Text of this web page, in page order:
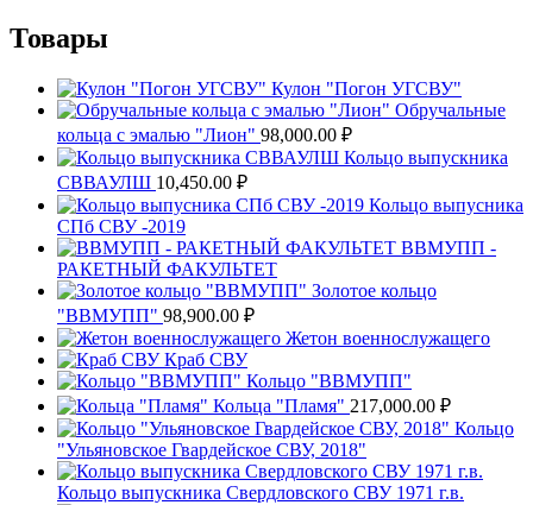
Товары
Кулон "Погон УГСВУ"
Обручальные
кольца с эмалью "Лион" 98,000.00 ₽
Кольцо выпускника
СВВАУЛШ 10,450.00 ₽
Кольцо выпусника
СПб СВУ -2019
ВВМУПП -
РАКЕТНЫЙ ФАКУЛЬТЕТ
Золотое кольцо
"ВВМУПП" 98,900.00 ₽
Жетон военнослужащего
Краб СВУ
Кольцо "ВВМУПП"
Кольца "Пламя" 217,000.00 ₽
Кольцо
"Ульяновское Гвардейское СВУ, 2018"
Кольцо выпускника Свердловского СВУ 1971 г.в.